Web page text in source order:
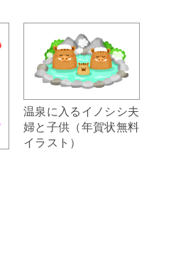
温泉に入るイノシシ夫
婦と子供（年賀状無料
イラスト）